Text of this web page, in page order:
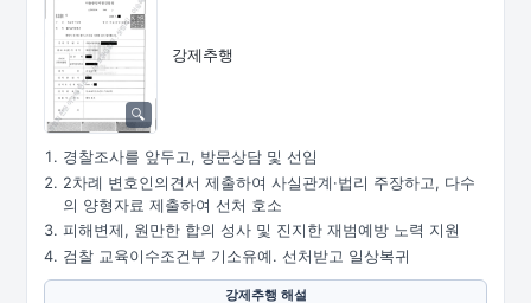
강제추행
경찰조사를 앞두고, 방문상담 및 선임
2차례 변호인의견서 제출하여 사실관계·법리 주장하고, 다수
의 양형자료 제출하여 선처 호소
피해변제, 원만한 합의 성사 및 진지한 재범예방 노력 지원
검찰 교육이수조건부 기소유예. 선처받고 일상복귀
강제추행 해설